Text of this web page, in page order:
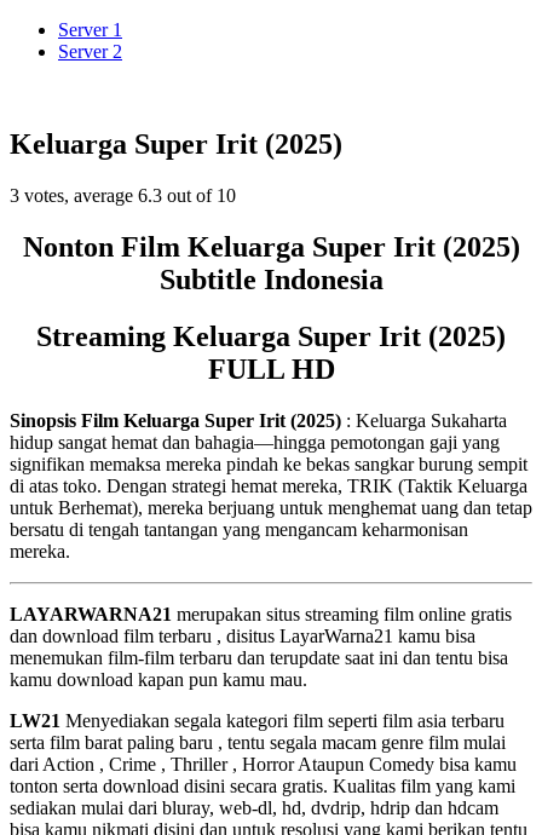
Server 1
Server 2
Keluarga Super Irit (2025)
3 votes, average 6.3 out of 10
Nonton Film Keluarga Super Irit (2025)
Subtitle Indonesia
Streaming Keluarga Super Irit (2025)
FULL HD
Sinopsis Film Keluarga Super Irit (2025) : Keluarga Sukaharta
hidup sangat hemat dan bahagia—hingga pemotongan gaji yang
signifikan memaksa mereka pindah ke bekas sangkar burung sempit
di atas toko. Dengan strategi hemat mereka, TRIK (Taktik Keluarga
untuk Berhemat), mereka berjuang untuk menghemat uang dan tetap
bersatu di tengah tantangan yang mengancam keharmonisan
mereka.
LAYARWARNA21 merupakan situs streaming film online gratis
dan download film terbaru , disitus LayarWarna21 kamu bisa
menemukan film-film terbaru dan terupdate saat ini dan tentu bisa
kamu download kapan pun kamu mau.
LW21 Menyediakan segala kategori film seperti film asia terbaru
serta film barat paling baru , tentu segala macam genre film mulai
dari Action , Crime , Thriller , Horror Ataupun Comedy bisa kamu
tonton serta download disini secara gratis. Kualitas film yang kami
sediakan mulai dari bluray, web-dl, hd, dvdrip, hdrip dan hdcam
bisa kamu nikmati disini dan untuk resolusi yang kami berikan tentu